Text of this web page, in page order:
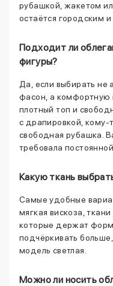
рубашкой, жакетом
остаётся городским
Подходит ли
фигуры?
Да, если выбирать не
фасон, а комфортную
плотный топ и
с драпировкой,
свободная рубашка.
требовала
Какую ткань
Самые удобные
мягкая вискоза,
которые держат
подчёркивать
модель светлая.
Можно ли носить